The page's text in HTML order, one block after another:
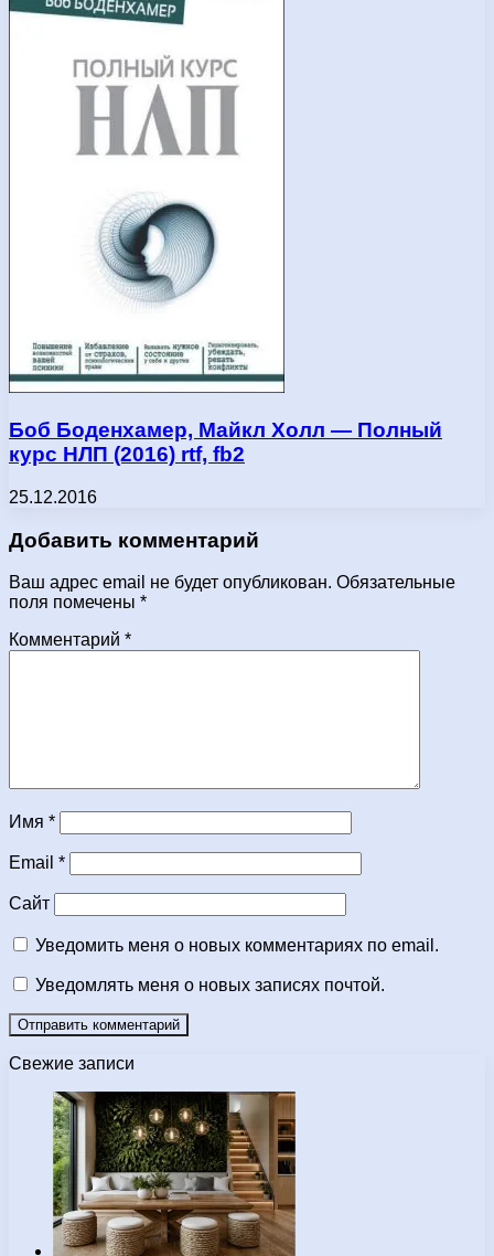
Боб Боденхамер, Майкл Холл — Полный
курс НЛП (2016) rtf, fb2
25.12.2016
Добавить комментарий
Ваш адрес email не будет опубликован. Обязательные
поля помечены *
Комментарий *
Имя *
Email *
Сайт
Уведомить меня о новых комментариях по email.
Уведомлять меня о новых записях почтой.
Свежие записи